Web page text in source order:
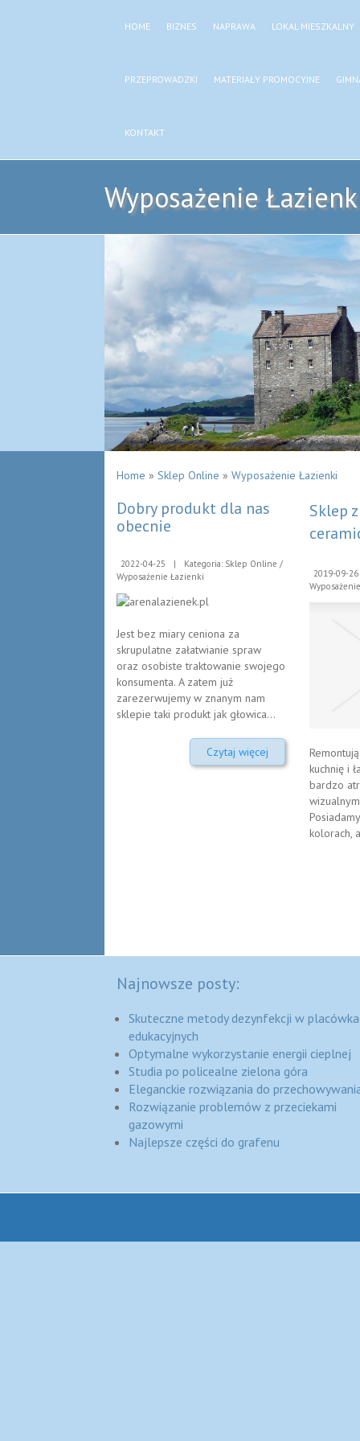
HOME BIZNES NAPRAWA LOKAL MIESZKALNY
PRZEPROWADZKI MATERIAŁY PROMOCYJNE
KONTAKT
Wyposażenie
Home » Sklep Online » Wyposażenie Łazienki
Dobry produkt dla nas
obecnie
2022-04-25 |
Kategoria: Sklep Online /
Wyposażenie Łazienki
Jest bez miary ceniona za
skrupulatne załatwianie spraw
oraz osobiste traktowanie swojego
konsumenta. A zatem już
zarezerwujemy w znanym nam
sklepie taki produkt jak głowica...
Czytaj więcej
Sklep
2019-09-26
kuchnię i
bardzo
kolorach,
Najnowsze posty:
Skuteczne metody dezynfekcji w
edukacyjnych
Optymalne wykorzystanie energii cieplnej
Studia po policealne zielona góra
Eleganckie rozwiązania do
Rozwiązanie problemów z przeciekami
gazowymi
Najlepsze części do grafenu